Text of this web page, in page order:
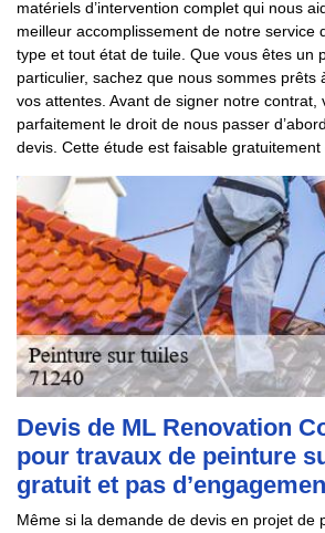
matériels d’intervention complet qui nous
meilleur accomplissement de notre service
type et tout état de tuile. Que vous êtes un
particulier, sachez que nous sommes prêts
vos attentes. Avant de signer notre contrat,
parfaitement le droit de nous passer
devis. Cette étude est faisable gratuitement
Devis de ML Renovation
pour travaux de peinture
gratuit et pas
Même si la demande de devis en projet de